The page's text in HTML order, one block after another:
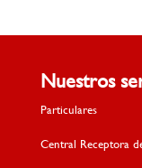
Nuestros
Particulares
Central Receptora